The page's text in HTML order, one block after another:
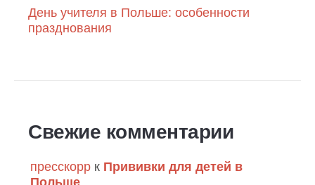
День учителя в Польше: особенности
празднования
Свежие комментарии
пресскорр к Прививки для детей в